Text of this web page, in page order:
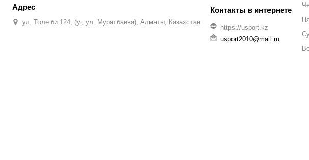
ул. Толе би 124, (уг, ул. Муратбаева), Алматы, Казахстан
https://usport.kz
usport2010@mail.ru